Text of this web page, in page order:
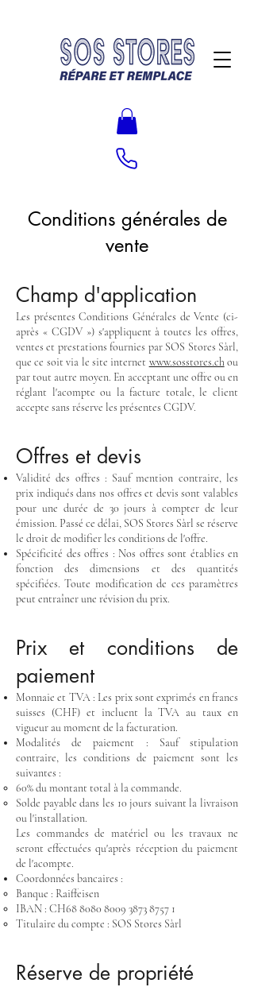
Conditions générales de
vente
Champ d'application
Les présentes Conditions Générales de Vente (ci-
après « CGDV ») s'appliquent à toutes les offres,
ventes et prestations fournies par SOS Stores Sàrl,
que ce soit via le site internet www.sosstores.chou
par tout autre moyen. En acceptant une offre ou en
réglant l'acompte ou la facture totale, le client
accepte sans réserve les présentes CGDV.
Offres et devis
Validité des offres : Sauf mention contraire, les
prix indiqués dans nos offres et devis sont valables
pour une durée de 30 jours à compter de leur
émission. Passé ce délai, SOS Stores Sàrl se réserve
le droit de modifier les conditions de l'offre.
Spécificité des offres : Nos offres sont établies en
fonction des dimensions et des quantités
spécifiées. Toute modification de ces paramètres
peut entraîner une révision du prix.
Prix et conditions de
paiement
Monnaie et TVA : Les prix sont exprimés en francs
suisses (CHF) et incluent la TVA au taux en
vigueur au moment de la facturation.
Modalités de paiement : Sauf stipulation
contraire, les conditions de paiement sont les
suivantes :
60% du montant total à la commande.
Solde payable dans les 10 jours suivant la livraison
ou l'installation.
Les commandes de matériel ou les travaux ne
seront effectuées qu'après réception du paiement
de l'acompte.
Coordonnées bancaires :
Banque : Raiffeisen
IBAN : CH688080 8009 3873 8757 1
Titulaire du compte : SOS Stores Sàrl
Réserve de propriété